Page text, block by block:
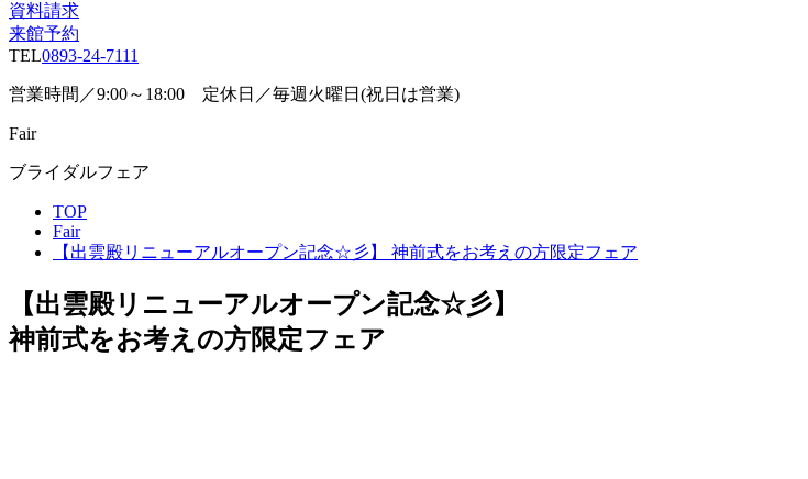
資料請求
来館予約
TEL0893-24-7111
営業時間／9:00～18:00 定休日／毎週火曜日(祝日は営業)
Fair
ブライダルフェア
TOP
Fair
【出雲殿リニューアルオープン記念☆彡】 神前式をお考えの方限定フェア
【出雲殿リニューアルオープン記念☆彡】
神前式をお考えの方限定フェア